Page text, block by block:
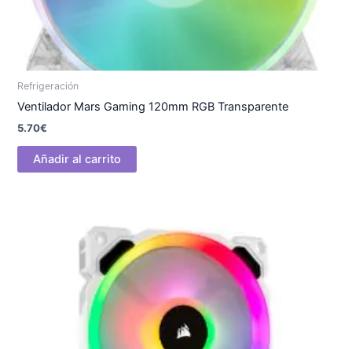
Refrigeración
Ventilador Mars Gaming 120mm RGB Transparente
5.70€
Añadir al carrito